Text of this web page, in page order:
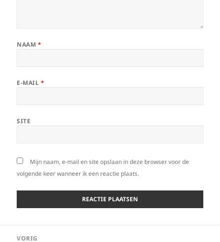
NAAM *
E-MAIL *
SITE
Mijn naam, e-mail en site opslaan in deze browser voor de
volgende keer wanneer ik een reactie plaats.
VORIG